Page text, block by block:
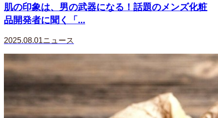
肌の印象は、男の武器になる！話題のメンズ化粧
品開発者に聞く「...
2025.08.01ニュース